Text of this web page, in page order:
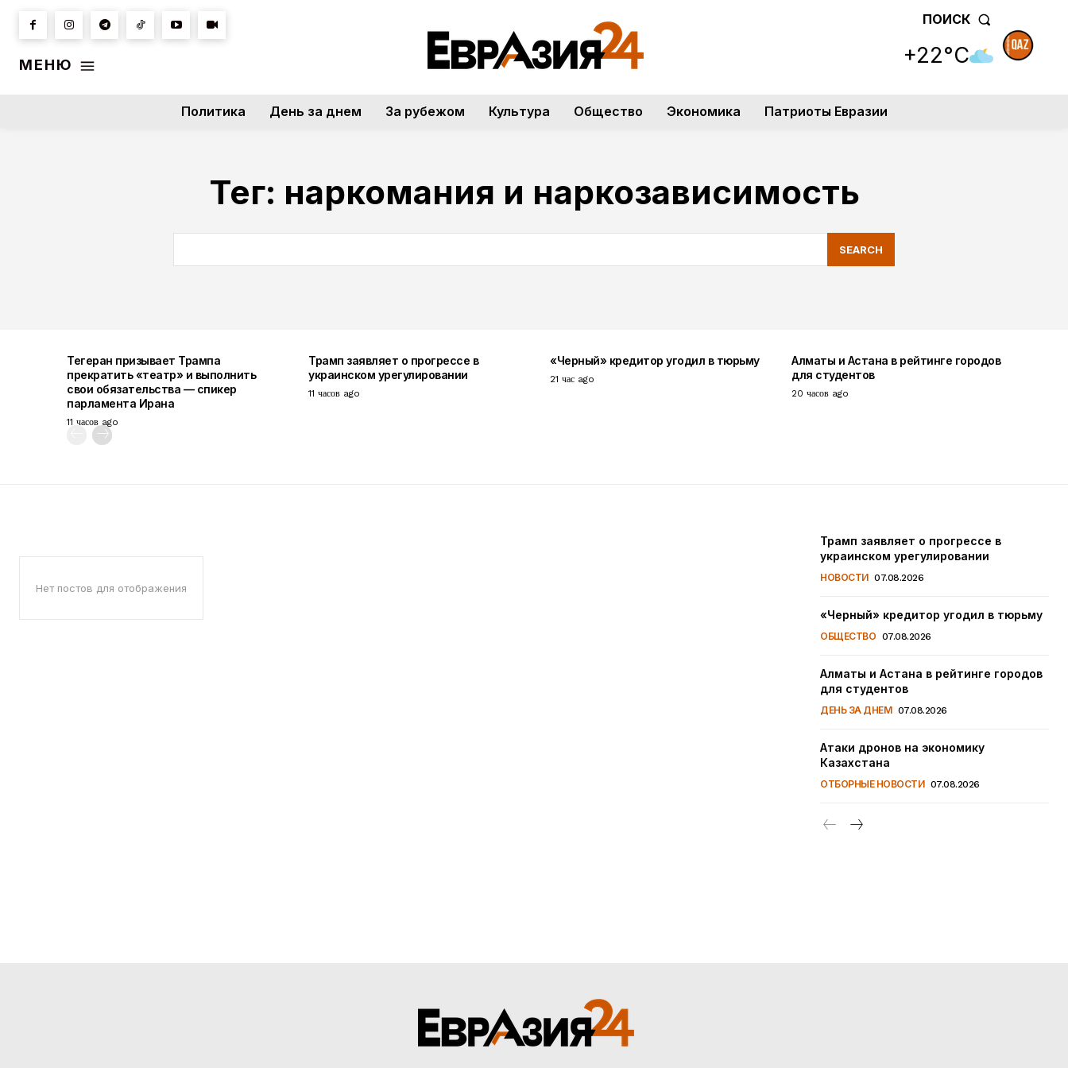
МЕНЮ
ПОИСК
+22°C
Политика День за днем За рубежом Культура Общество Экономика Патриоты Евразии
Тег: наркомания и наркозависимость
SEARCH
Тегеран призывает Трампа
прекратить «театр» и выполнить
свои обязательства — спикер
парламента Ирана
11 часов ago
Трамп заявляет о прогрессе в
украинском урегулировании
11 часов ago
«Черный» кредитор угодил в тюрьму
21 час ago
Алматы и Астана в рейтинге городов
для студентов
20 часов ago
Нет постов для отображения
Трамп заявляет о прогрессе в
украинском урегулировании
НОВОСТИ 07.08.2026
«Черный» кредитор угодил в тюрьму
ОБЩЕСТВО 07.08.2026
Алматы и Астана в рейтинге городов
для студентов
ДЕНЬ ЗА ДНЕМ 07.08.2026
Атаки дронов на экономику
Казахстана
ОТБОРНЫЕ НОВОСТИ 07.08.2026